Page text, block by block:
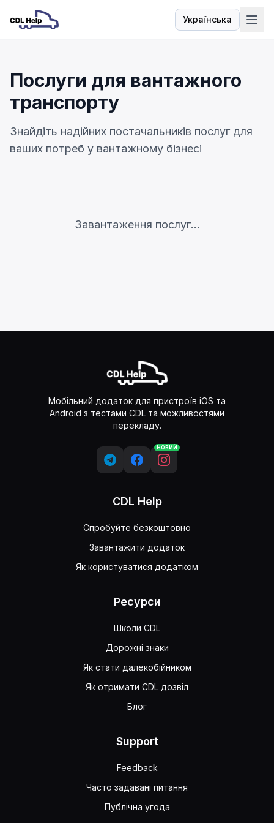
Українська
Мова
Послуги для вантажного
транспорту
Знайдіть надійних постачальників послуг для
ваших потреб у вантажному бізнесі
Завантаження послуг...
Мобільний додаток для пристроїв iOS та
Android з тестами CDL та можливостями
перекладу.
НОВИЙ
CDL Help
Спробуйте безкоштовно
Завантажити додаток
Як користуватися додатком
Ресурси
Школи CDL
Дорожні знаки
Як стати далекобійником
Як отримати CDL дозвіл
Блог
Support
Feedback
Часто задавані питання
Публічна угода